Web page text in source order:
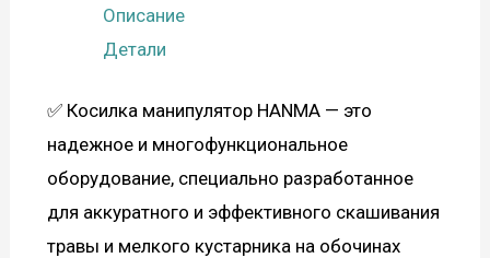
Описание
Детали
✅ Косилка манипулятор HANMA — это
надежное и многофункциональное
оборудование, специально разработанное
для аккуратного и эффективного скашивания
травы и мелкого кустарника на обочинах